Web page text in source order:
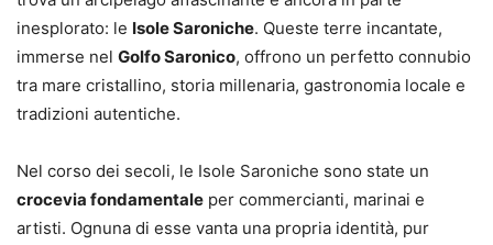
inesplorato: le Isole Saroniche. Queste terre incantate,
immerse nel Golfo Saronico, offrono un perfetto connubio
tra mare cristallino, storia millenaria, gastronomia locale e
tradizioni autentiche.
Nel corso dei secoli, le Isole Saroniche sono state un
crocevia fondamentale per commercianti, marinai e
artisti. Ognuna di esse vanta una propria identità, pur